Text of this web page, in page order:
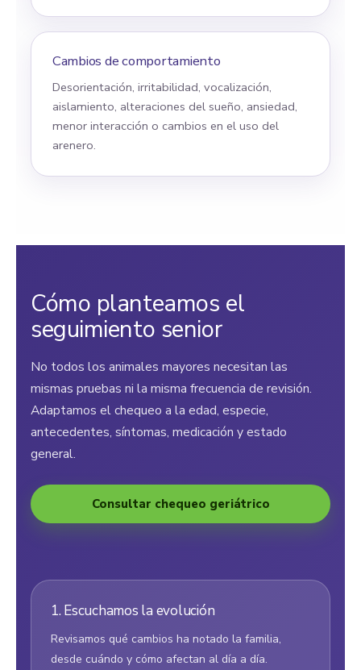
Cambios de comportamiento
Desorientación, irritabilidad, vocalización,
aislamiento, alteraciones del sueño, ansiedad,
menor interacción o cambios en el uso del
arenero.
Cómo planteamos el
seguimiento senior
No todos los animales mayores necesitan las
mismas pruebas ni la misma frecuencia de revisión.
Adaptamos el chequeo a la edad, especie,
antecedentes, síntomas, medicación y estado
general.
Consultar chequeo geriátrico
1. Escuchamos la evolución
Revisamos qué cambios ha notado la familia,
desde cuándo y cómo afectan al día a día.